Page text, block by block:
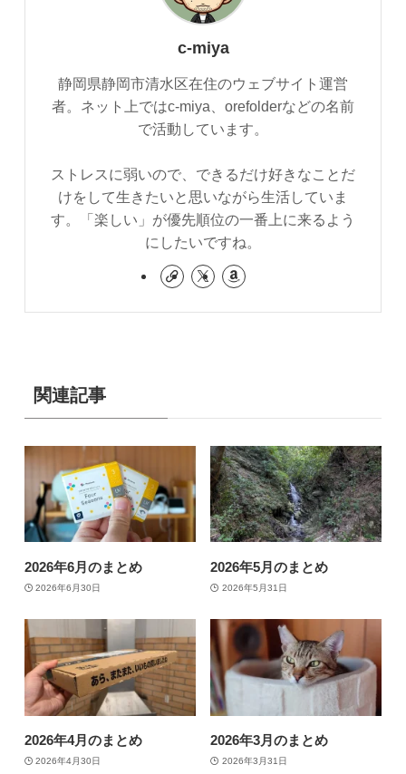
c-miya
静岡県静岡市清水区在住のウェブサイト運営
者。ネット上ではc-miya、orefolderなどの名前
で活動しています。
ストレスに弱いので、できるだけ好きなことだ
けをして生きたいと思いながら生活していま
す。「楽しい」が優先順位の一番上に来るよう
にしたいですね。
関連記事
2026年6月のまとめ
2026年6月30日
2026年5月のまとめ
2026年5月31日
2026年4月のまとめ
2026年4月30日
2026年3月のまとめ
2026年3月31日